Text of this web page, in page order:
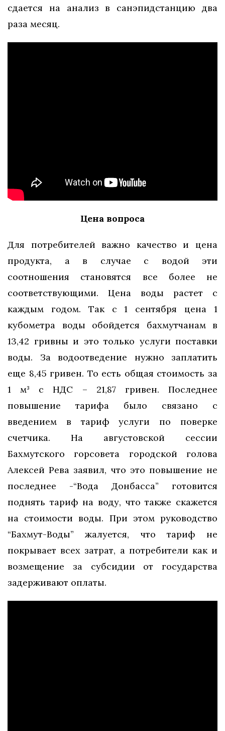
сдается на анализ в санэпидстанцию два
раза месяц.
Цена вопроса
Для потребителей важно качество и цена
продукта, а в случае с водой эти
соотношения становятся все более не
соответствующими. Цена воды растет с
каждым годом. Так с 1 сентября цена 1
кубометра воды обойдется бахмутчанам в
13,42 гривны и это только услуги поставки
воды. За водоотведение нужно заплатить
еще 8,45 гривен. То есть общая стоимость за
1 м³ с НДС – 21,87 гривен. Последнее
повышение тарифа было связано с
введением в тариф услуги по поверке
счетчика. На августовской сессии
Бахмутского горсовета городской голова
Алексей Рева заявил, что это повышение не
последнее -“Вода Донбасса” готовится
поднять тариф на воду, что также скажется
на стоимости воды. При этом руководство
“Бахмут-Воды” жалуется, что тариф не
покрывает всех затрат, а потребители как и
возмещение за субсидии от государства
задерживают оплаты.